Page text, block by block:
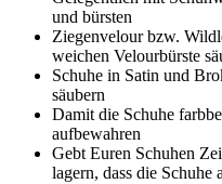
und bürsten
Ziegenvelour bzw.
weichen Velourbürste
Schuhe in Satin und
säubern
Damit die Schuhe
aufbewahren
Gebt Euren Schuhen
lagern, dass die Schuhe